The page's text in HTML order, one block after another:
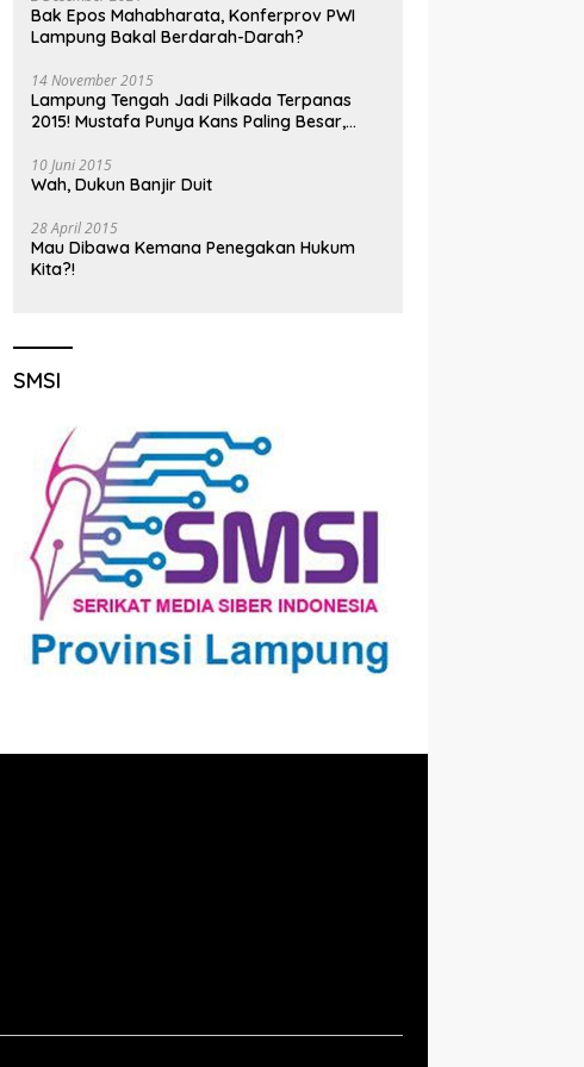
Bak Epos Mahabharata, Konferprov PWI
Lampung Bakal Berdarah-Darah?
14 November 2015
Lampung Tengah Jadi Pilkada Terpanas
2015! Mustafa Punya Kans Paling Besar,
10 Juni 2015
Wah, Dukun Banjir Duit
28 April 2015
Mau Dibawa Kemana Penegakan Hukum
Kita?!
SMSI